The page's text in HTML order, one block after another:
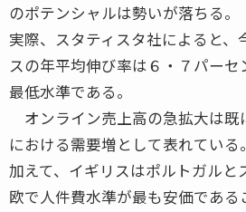
のポテンシャルは勢いが落ちる。
実際、スタティスタ社によると、
スの年平均伸び率は６・７パー
最低水準である。
オンライン売上高の急拡大は既
における需要増として表れている。
加えて、イギリスはポルトガルと
欧で人件費水準が最も安価であ